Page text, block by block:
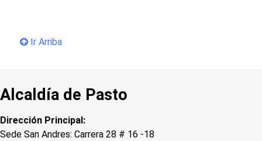
Ir Arriba
Alcaldía de Pasto
Dirección Principal:
Sede San Andres: Carrera 28 # 16 -18